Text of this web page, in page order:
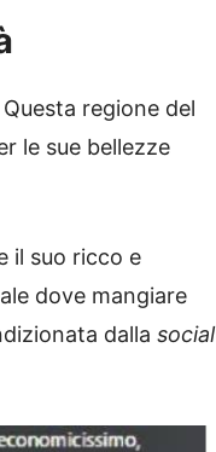
regione del
le sue bellezze
il suo ricco e
dove mangiare
dalla social